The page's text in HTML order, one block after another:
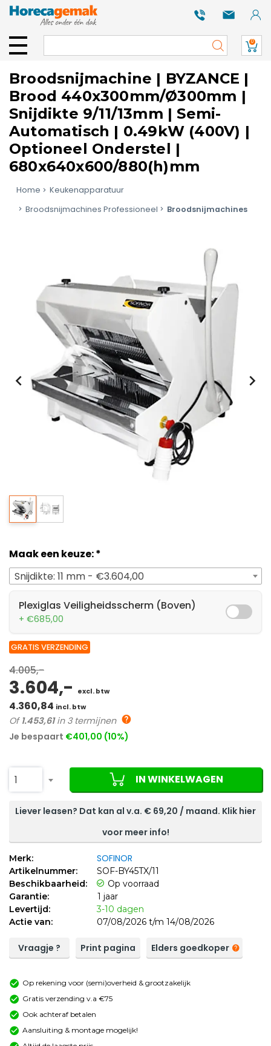
0
Broodsnijmachine | BYZANCE |
Brood 440x300mm/Ø300mm |
Snijdikte 9/11/13mm | Semi-
Automatisch | 0.49kW (400V) |
Optioneel Onderstel |
680x640x600/880(h)mm
Home
Keukenapparatuur
Broodsnijmachines Professioneel
Broodsnijmachines
Maak een keuze:*
Snijdikte: 11 mm - €3.604,00
Plexiglas Veiligheidsscherm (Boven)
+ €685,00
GRATIS VERZENDING
4.005,-
3.604,- excl. btw
4.360,84 incl. btw
Of 1.453,61in 3 termijnen
Je bespaart €401,00 (10%)
1 IN WINKELWAGEN
Liever leasen? Dat kan al v.a. € 69,20 / maand. Klik hier
voor meer info!
Merk: SOFINOR
Artikelnummer:
SOF-BY45TX/11
Beschikbaarheid:
Op voorraad
Garantie:
1 jaar
Levertijd:
3-10 dagen
Actie van:
07/08/2026 t/m 14/08/2026
Vraagje ? Print pagina Elders goedkoper
Op rekening voor (semi)overheid & grootzakelijk
Gratis verzending v.a €75
Ook achteraf betalen
Aansluiting & montage mogelijk!